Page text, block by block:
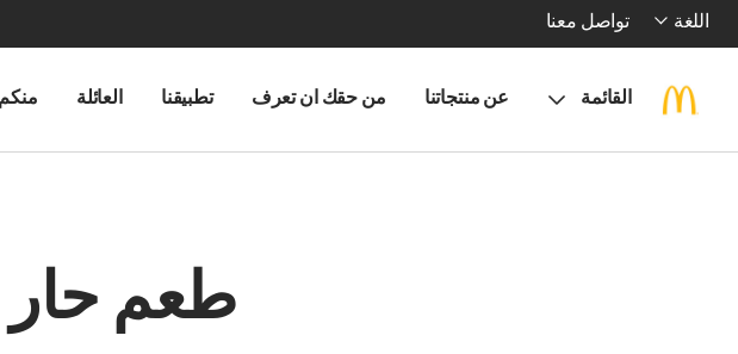
اللغة تواصل معنا
القائمة عن منتجاتنا من حقك ان تعرف تطبيقنا العائلة
طعم حار